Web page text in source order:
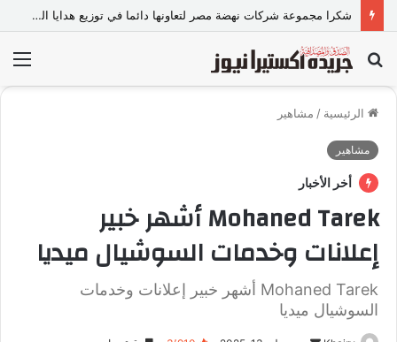
«عالم رشاد».. تجربة إعلامية ورسالة ماجستير ذكية من كلية الطفولة بجامعة عين شمس.
بحث
عن
الرئيسية / مشاهير
مشاهير
أخر الأخبار
Mohaned Tarek أشهر خبير
إعلانات وخدمات السوشيال ميديا
Mohaned Tarek أشهر خبير إعلانات وخدمات
السوشيال ميديا